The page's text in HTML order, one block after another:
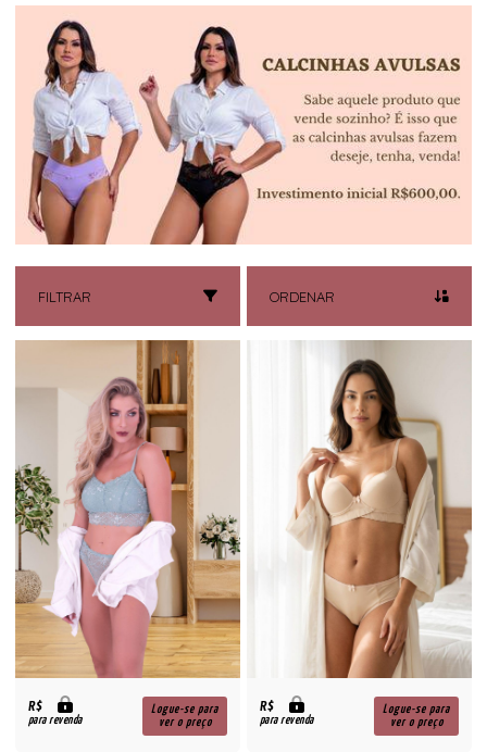
FILTRAR ORDENAR
R$
para revenda
Logue-se para
ver o preço
R$
para revenda
Logue-se para
ver o preço